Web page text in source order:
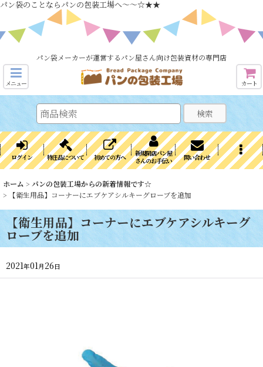
パン袋のことならパンの包装工場へ～～☆★★
パン袋メーカーが運営するパン屋さん向け包装資材の専門店
メニュー カート
検索
ログイン 特注品について 初めての方へ
新規開店パン屋
さんのお手伝い
問い合わせ
ホーム > パンの包装工場からの新着情報です☆
>
【衛生用品】コーナーにエブケアシルキーグローブを追加
【衛生用品】コーナーにエブケアシルキーグ
ローブを追加
2021年01月 26 日